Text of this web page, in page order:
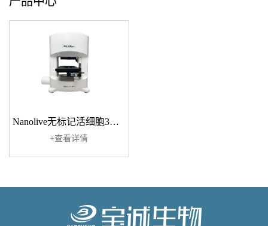
Nanolive无标记活细胞3D成像系统
+查看详情